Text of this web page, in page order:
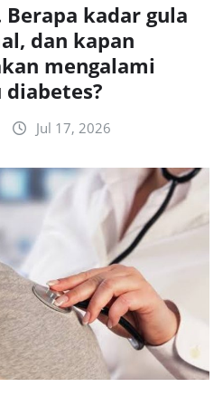
Berapa kadar gula
dan kapan
mengalami
Jul 17, 2026